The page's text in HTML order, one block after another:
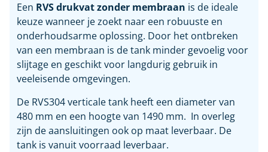
Een RVS drukvat zonder membraan is de ideale
keuze wanneer je zoekt naar een robuuste en
onderhoudsarme oplossing. Door het ontbreken
van een membraan is de tank minder gevoelig voor
slijtage en geschikt voor langdurig gebruik in
veeleisende omgevingen.
De RVS304 verticale tank heeft een diameter van
480 mm en een hoogte van 1490 mm. In overleg
zijn de aansluitingen ook op maat leverbaar. De
tank is vanuit voorraad leverbaar.